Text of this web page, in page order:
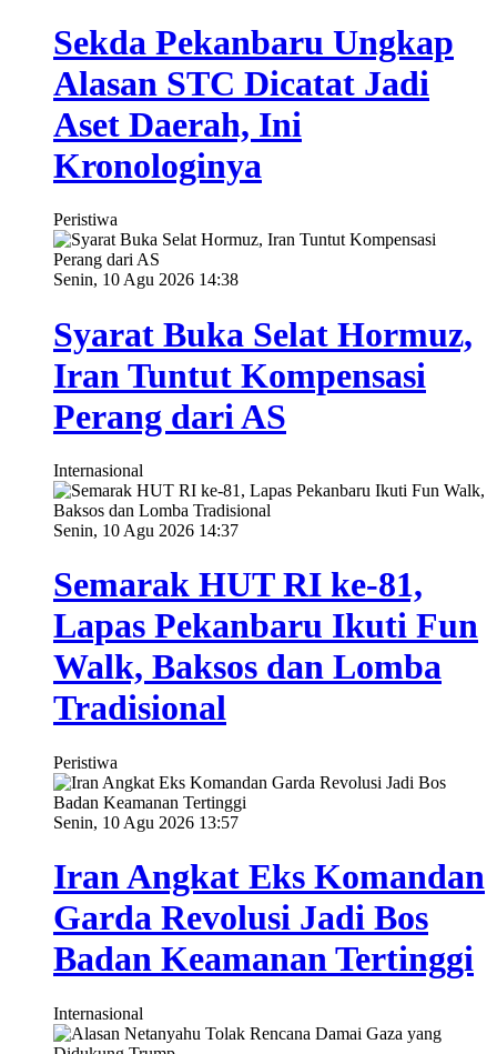
Sekda Pekanbaru Ungkap
Alasan STC Dicatat Jadi
Aset Daerah, Ini
Kronologinya
Peristiwa
Senin, 10 Agu 2026 14:38
Syarat Buka Selat Hormuz,
Iran Tuntut Kompensasi
Perang dari AS
Internasional
Senin, 10 Agu 2026 14:37
Semarak HUT RI ke-81,
Lapas Pekanbaru Ikuti Fun
Walk, Baksos dan Lomba
Tradisional
Peristiwa
Senin, 10 Agu 2026 13:57
Iran Angkat Eks Komandan
Garda Revolusi Jadi Bos
Badan Keamanan Tertinggi
Internasional